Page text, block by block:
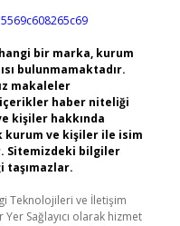
bir marka, kurum
bulunmamaktadır.
makaleler
içerikler haber niteliği
kişiler hakkında
kurum ve kişiler ile isim
Sitemizdeki bilgiler
taşımazlar.
Teknolojileri ve İletişim
Sağlayıcı olarak hizmet